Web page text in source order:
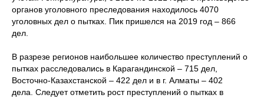
органов уголовного преследования находилось 4070
уголовных дел о пытках. Пик пришелся на 2019 год – 866
дел.
В разрезе регионов наибольшее количество преступлений о
пытках расследовались в Карагандинской – 715 дел,
Восточно-Казахстанской – 422 дел и в г. Алматы – 402
дела. Следует отметить рост преступлений о пытках в